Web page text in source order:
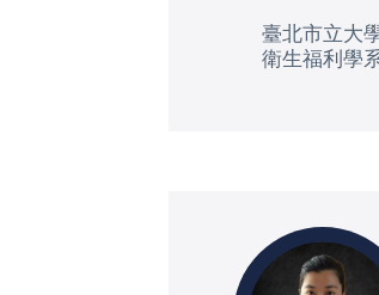
臺北市立大
衛生福利學